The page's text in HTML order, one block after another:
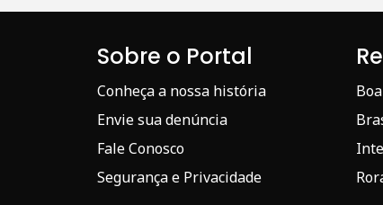
Sobre o Portal
Conheça a nossa história
Envie sua denúncia
Fale Conosco
Segurança e Privacidade